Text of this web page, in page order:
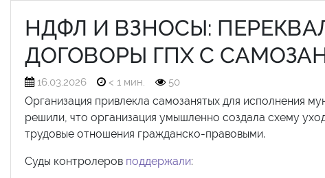
НДФЛ И ВЗНОСЫ:
ДОГОВОРЫ ГПХ С
16.03.2026 < 1 мин. 50
Организация привлекла самозанятых для исполнения
решили, что организация умышленно создала схему
трудовые отношения гражданско-правовыми.
Суды контролеров поддержали: